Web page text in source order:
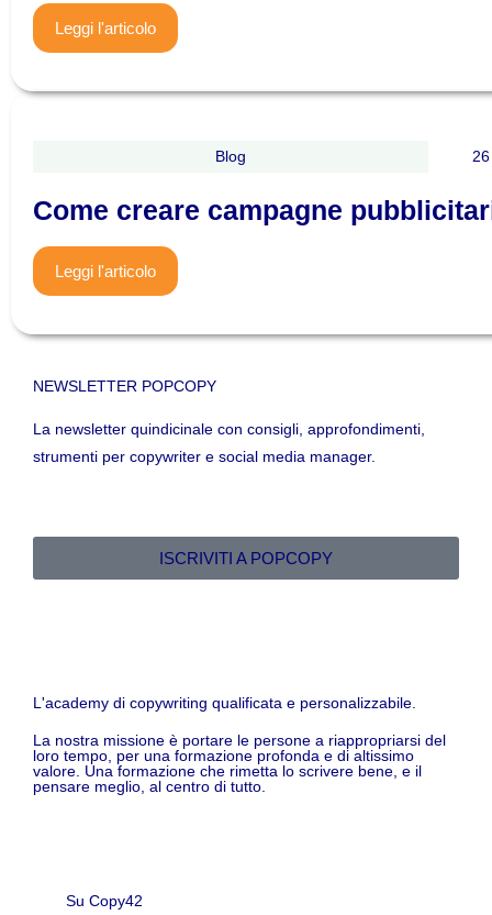
Leggi l'articolo
Blog
Come creare campagne
Leggi l'articolo
NEWSLETTER POPCOPY
La newsletter quindicinale con consigli, approfondimenti,
strumenti per copywriter e social media manager.
ISCRIVITI A POPCOPY
L'academy di copywriting qualificata e personalizzabile.
La nostra missione è portare le persone a riappropriarsi del
loro tempo, per una formazione profonda e di altissimo
valore. Una formazione che rimetta lo scrivere bene, e il
pensare meglio, al centro di tutto.
Su Copy42